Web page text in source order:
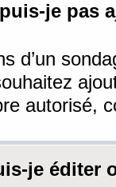
je pas
d’un
autorisé,
je éditer